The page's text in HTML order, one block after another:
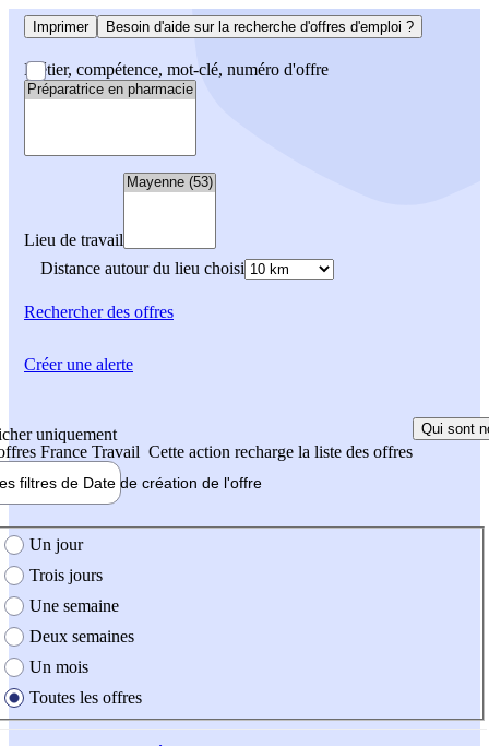
Imprimer Besoin d'aide sur la recherche d'offres d'emploi ?
Métier, compétence, mot-clé, numéro d'offre
Lieu de travail
Distance autour du lieu choisi
Rechercherdes offres
uniquement
France Travail Cette action recharge la liste des offres
Qui sont
filtres de Date de création de l'offre
création de l'offre
Un jour
Trois jours
Une semaine
Deux semaines
Un mois
Toutes les offres
Créer une alerte